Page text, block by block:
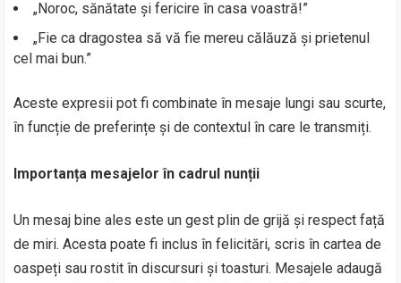
„Noroc, sănătate și fericire în casa voastră!”
„Fie ca dragostea să vă fie mereu călăuză și prietenul
cel mai bun.”
Aceste expresii pot fi combinate în mesaje lungi sau scurte,
în funcție de preferințe și de contextul în care le transmiți.
Importanța mesajelor în cadrul nunții
Un mesaj bine ales este un gest plin de grijă și respect față
de miri. Acesta poate fi inclus în felicitări, scris în cartea de
oaspeți sau rostit în discursuri și toasturi. Mesajele adaugă